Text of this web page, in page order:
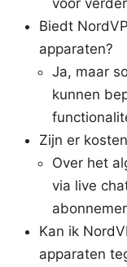
Biedt
apparaten?
Ja, maar
kunnen
Zijn er
Over het
via live
Kan ik
apparaten